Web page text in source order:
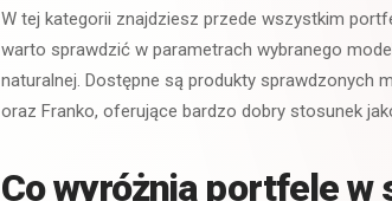
W tej kategorii znajdziesz przede wszystkim
warto sprawdzić w parametrach wybranego
naturalnej. Dostępne są produkty sprawdzonych
oraz Franko, oferujące bardzo dobry stosunek
Co wyróżnia portfele w